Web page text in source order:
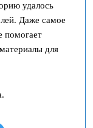
удалось
Даже самое
помогает
для